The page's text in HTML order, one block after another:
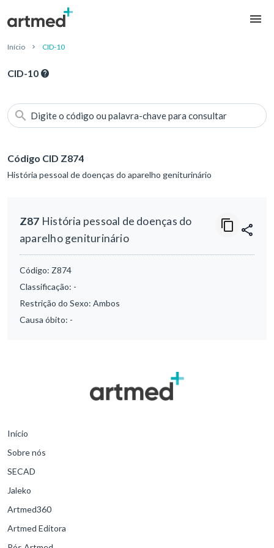
Início CID-10
CID-10
Digite o código ou palavra-chave para consultar
Código CID Z874
História pessoal de doenças do aparelho geniturinário
Z87 História pessoal de doenças do
aparelho geniturinário
Código: Z874
Classificação: -
Restrição do Sexo: Ambos
Causa óbito: -
Início
Sobre nós
SECAD
Jaleko
Artmed360
Artmed Editora